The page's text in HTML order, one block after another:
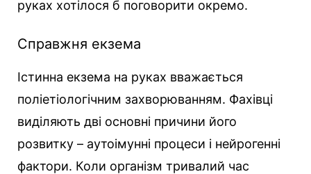
руках хотілося б поговорити окремо.
Справжня екзема
Істинна екзема на руках вважається
поліетіологічним захворюванням. Фахівці
виділяють дві основні причини його
розвитку – аутоімунні процеси і нейрогенні
фактори. Коли організм тривалий час